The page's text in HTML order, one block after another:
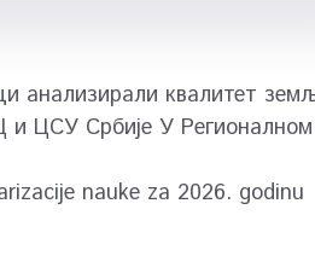
анализирали квалитет
Србије У Регионалном
nauke za 2026. godinu